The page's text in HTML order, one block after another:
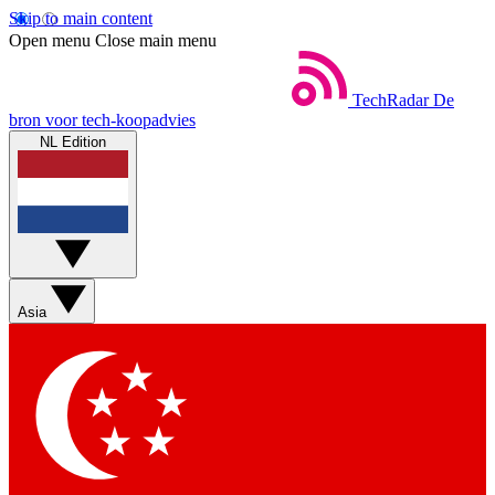
Skip to main content
Open menu Close main menu
TechRadar De
bron voor tech-koopadvies
NL Edition
Asia